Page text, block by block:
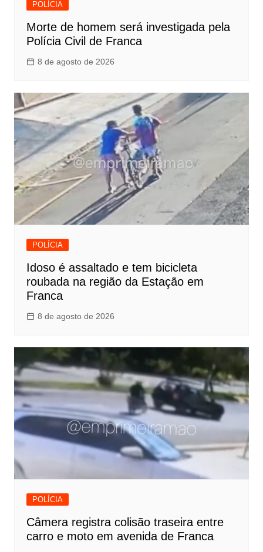
POLÍCIA
Morte de homem será investigada pela
Polícia Civil de Franca
8 de agosto de 2026
POLÍCIA
Idoso é assaltado e tem bicicleta
roubada na região da Estação em
Franca
8 de agosto de 2026
POLÍCIA
Câmera registra colisão traseira entre
carro e moto em avenida de Franca